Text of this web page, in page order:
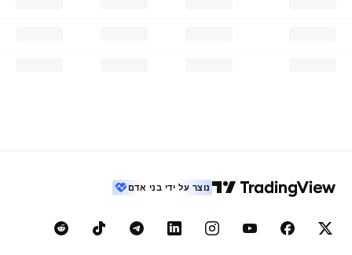
נוצר על ידי בני אדם